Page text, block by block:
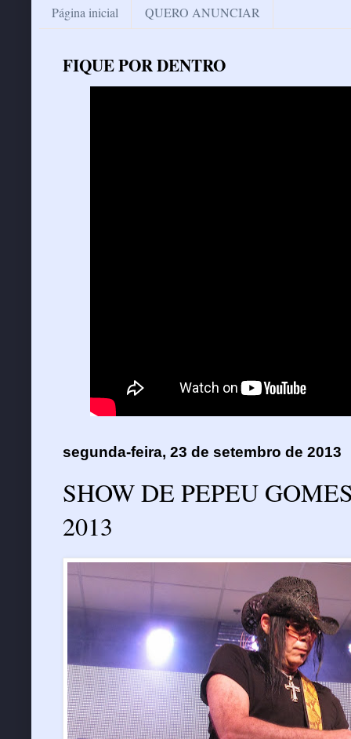
Página inicial QUERO ANUNCIAR
FIQUE POR DENTRO
segunda-feira, 23 de setembro de 2013
SHOW DE PEPEU
2013